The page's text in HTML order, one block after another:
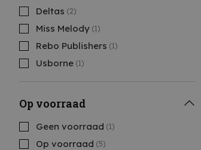
Deltas (2)
Miss Melody (1)
Rebo Publishers (1)
Usborne (1)
Op voorraad
Geen voorraad (1)
Op voorraad (5)